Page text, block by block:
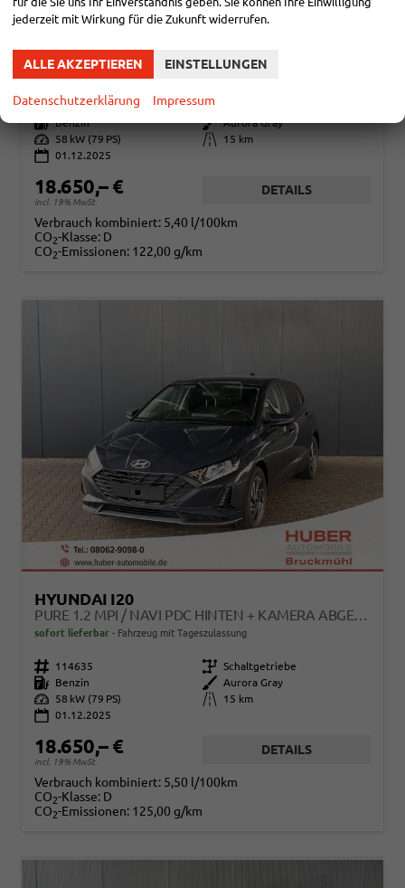
Fahrzeugnr. 114634 Getriebe
Kraftstoff Benzin Außenfarbe Aurora Gray
Leistung
58 kW (79 PS) Kilometerstand
15 km
01.12.2025
18.650,– €
incl. 19% MwSt.
DETAILS
Verbrauch kombiniert: 5,40 l/100km
CO2-Klasse: D
CO2-Emissionen: 122,00 g/km
HYUNDAI I20
PURE 1.2 MPI / NAVI PDC HINTEN + KAMERA ABGEDUNKELTE SCHEIBEN TEMPOMAT ALU 16"
sofort lieferbar Fahrzeug mit Tageszulassung
Fahrzeugnr. 114635 Getriebe Schaltgetriebe
Kraftstoff
Benzin Außenfarbe
Aurora Gray
Leistung
58 kW (79 PS) Kilometerstand
15 km
01.12.2025
18.650,– €
incl. 19% MwSt.
DETAILS
Verbrauch kombiniert: 5,50 l/100km
CO2-Klasse: D
CO2-Emissionen: 125,00 g/km
jederzeit mit Wirkung für die Zukunft widerrufen.
ALLE AKZEPTIEREN EINSTELLUNGEN
Datenschutzerklärung Impressum